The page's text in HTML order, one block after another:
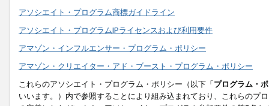
アソシエイト・プログラム商標ガイドライン
アソシエイト・プログラムIPライセンスおよび利用要件
アマゾン・インフルエンサー・プログラム・ポリシー
アマゾン・クリエイター・アド・ブースト・プログラム・ポリシー
これらのアソシエイト・プログラム・ポリシー（以下「プログラム・
いいます。）内で参照することにより組み込まれており、これらのプ